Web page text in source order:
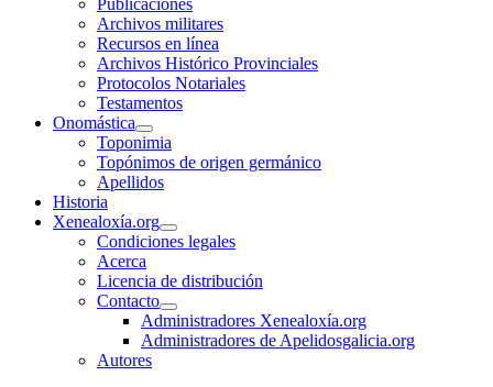
Publicaciones
Archivos militares
Recursos en línea
Archivos Histórico Provinciales
Protocolos Notariales
Testamentos
Onomástica
Toponimia
Topónimos de origen germánico
Apellidos
Historia
Xenealoxía.org
Condiciones legales
Acerca
Licencia de distribución
Contacto
Administradores Xenealoxía.org
Administradores de Apelidosgalicia.org
Autores